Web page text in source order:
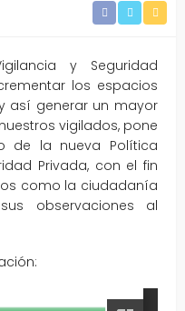
y Seguridad
los espacios
así generar un mayor
vigilados, pone
de la nueva Política
Privada, con el fin
como la ciudadanía
observaciones al